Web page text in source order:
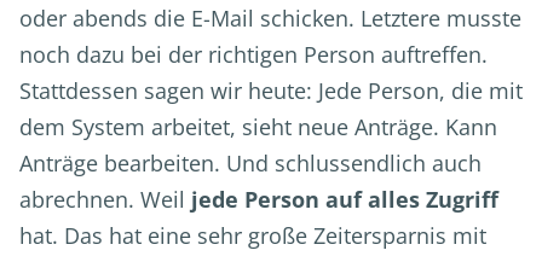
oder abends die E-Mail schicken. Letztere musste
noch dazu bei der richtigen Person auftreffen.
Stattdessen sagen wir heute: Jede Person, die mit
dem System arbeitet, sieht neue Anträge. Kann
Anträge bearbeiten. Und schlussendlich auch
abrechnen. Weil jede Person auf alles Zugriff
hat. Das hat eine sehr große Zeitersparnis mit